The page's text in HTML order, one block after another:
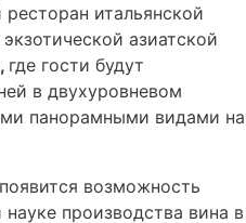
итальянской
азиатской
где гости будут
в двухуровневом
панорамными видами на
возможность
производства вина в